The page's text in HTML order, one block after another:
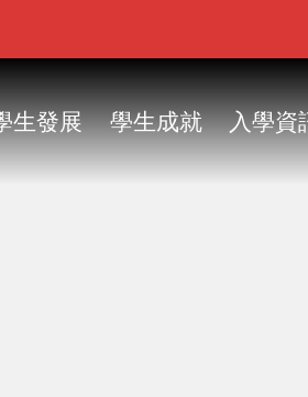
生發展 學生成就 入學資